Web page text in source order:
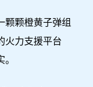
颗橙黄子弹组
火力支援平台